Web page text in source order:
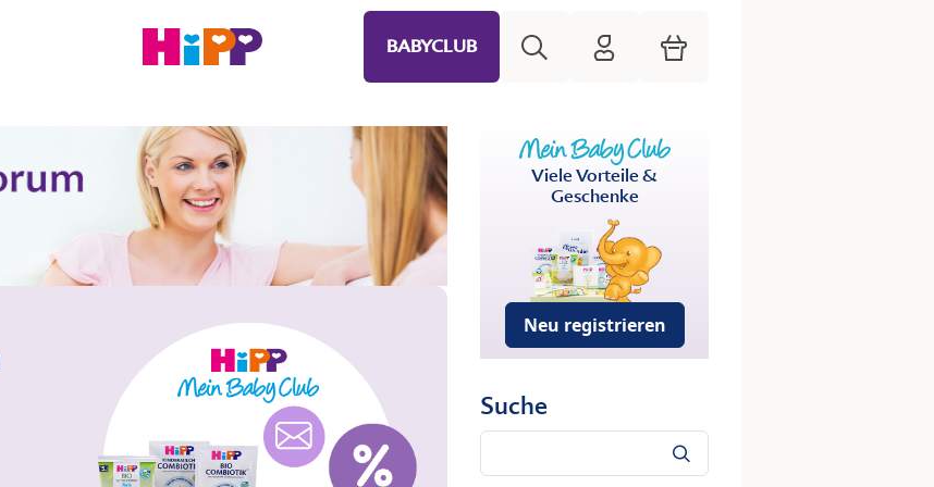
BABYCLUB HiPP Mein Babyclub
Warenkorb
Viele Vorteile &
Geschenke
Neu registrieren
Suche